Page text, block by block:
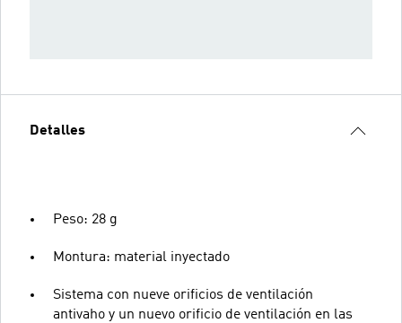
Detalles
Peso: 28 g
Montura: material inyectado
Sistema con nueve orificios de ventilación
antivaho y un nuevo orificio de ventilación en las